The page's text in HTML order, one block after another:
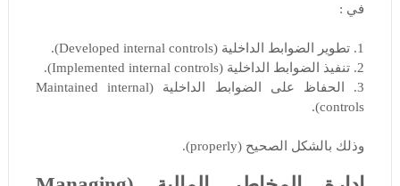
في :
1. تطوير الضوابط الداخلية (Developed internal controls).
2. تنفيذ الضوابط الداخلية (Implemented internal controls).
3. الحفاظ على الضوابط الداخلية (Maintained internal
controls).
وذلك بالشكل الصحيح (properly).